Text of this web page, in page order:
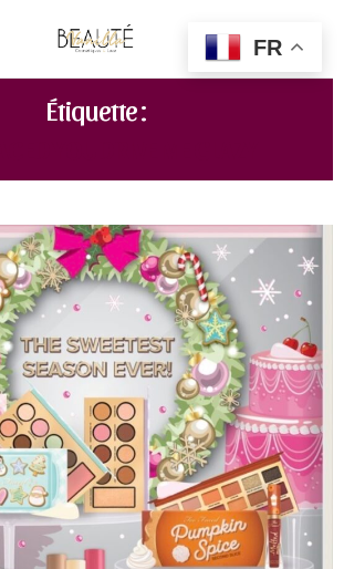
Étiquette :
FR